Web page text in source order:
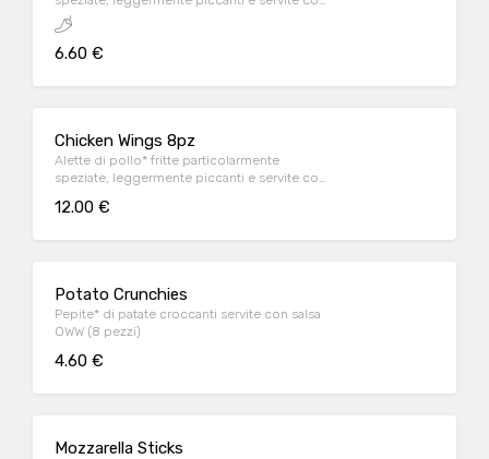
salsa OWW
6.60 €
Chicken Wings 8pz
Alette di pollo* fritte particolarmente
speziate, leggermente piccanti e servite con
12.00 €
Potato Crunchies
Pepite* di patate croccanti servite con salsa
OWW (8 pezzi)
4.60 €
Mozzarella Sticks